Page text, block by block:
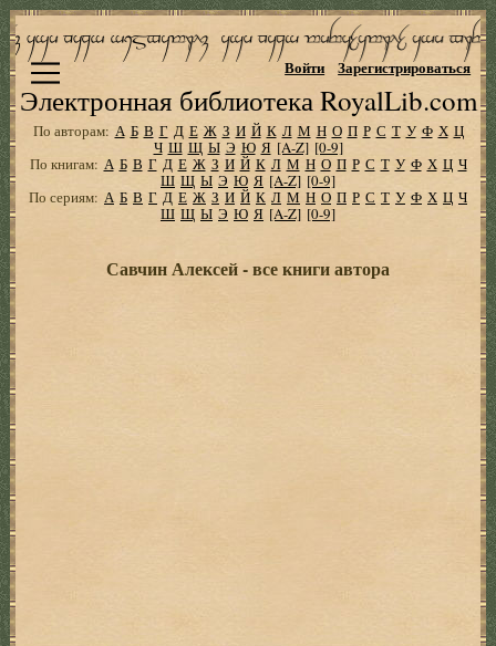
Электронная библиотека RoyalLib.com
Войти Зарегистрироваться
По авторам: А Б В Г Д Е Ж З И Й К Л М Н О П Р С Т У Ф Х Ц
Ч Ш Щ Ы Э Ю Я [A-Z] [0-9]
По книгам: А Б В Г Д Е Ж З И Й К Л М Н О П Р С Т У Ф Х Ц Ч
Ш Щ Ы Э Ю Я [A-Z] [0-9]
По сериям: А Б В Г Д Е Ж З И Й К Л М Н О П Р С Т У Ф Х Ц Ч
Ш Щ Ы Э Ю Я [A-Z] [0-9]
Савчин Алексей - все книги автора